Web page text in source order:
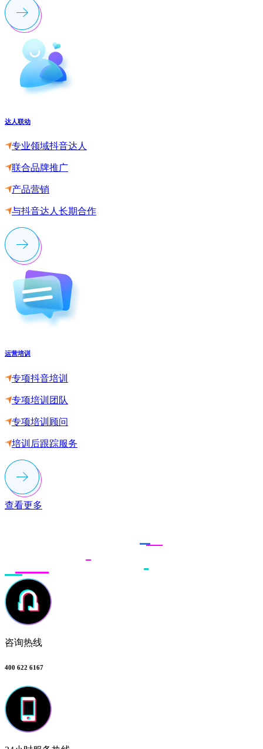
达人联动
专业领域抖音达人
联合品牌推广
产品营销
与抖音达人长期合作
运营培训
专项抖音培训
专项培训团队
专项培训顾问
培训后跟踪服务
查看更多
咨询热线
400 622 6167